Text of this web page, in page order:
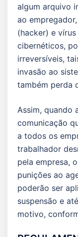
algum arquivo
ao
(hacker) e
cibernéticos,
irreversíveis,
invasão ao
também perda
Assim, quando
comunicação
a todos os
trabalhador
pela empresa,
punições ao
poderão ser
suspensão e
motivo,